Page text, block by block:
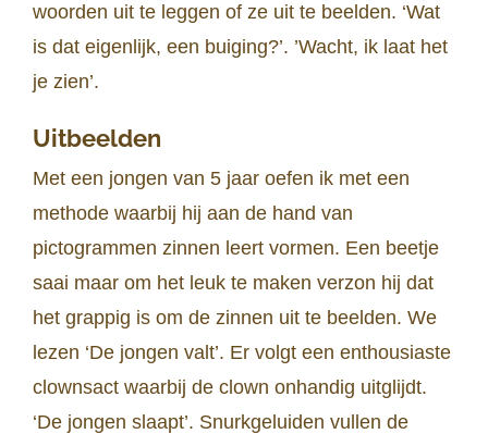
woorden uit te leggen of ze uit te beelden. ‘Wat
is dat eigenlijk, een buiging?’. ’Wacht, ik laat het
je zien’.
Uitbeelden
Met een jongen van 5 jaar oefen ik met een
methode waarbij hij aan de hand van
pictogrammen zinnen leert vormen. Een beetje
saai maar om het leuk te maken verzon hij dat
het grappig is om de zinnen uit te beelden. We
lezen ‘De jongen valt’. Er volgt een enthousiaste
clownsact waarbij de clown onhandig uitglijdt.
‘De jongen slaapt’. Snurkgeluiden vullen de